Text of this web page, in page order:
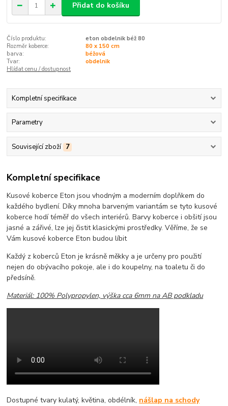
Přidat do košíku
Číslo produktu:
eton obdelnik béž 80
Rozměr koberce:
80 x 150 cm
barva:
béžová
Tvar:
obdelnik
Hlídat cenu / dostupnost
Kompletní specifikace
Parametry
Související zboží 7
Kompletní specifikace
Kusové koberce Eton jsou vhodným a moderním doplňkem do
každého bydlení. Díky mnoha barveným variantám se tyto kusové
koberce hodí téměř do všech interiérů. Barvy koberce i obšití jsou
jasné a zářivé, lze jej čistit klasickými prostředky. Věříme, že se
Vám kusové koberce Eton budou líbit
Každý z koberců Eton je krásně měkky a je určeny pro použití
nejen do obývacího pokoje, ale i do koupelny, na toaletu či do
předsíně.
Materiál: 100% Polypropylen, výška cca 6mm na AB podkladu
Dostupné tvary kulatý, květina, obdélník, nášlap na schody